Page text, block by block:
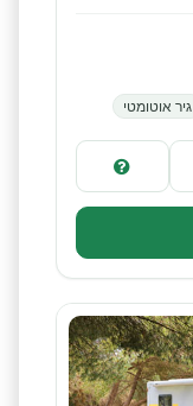
גיר אוטומטי